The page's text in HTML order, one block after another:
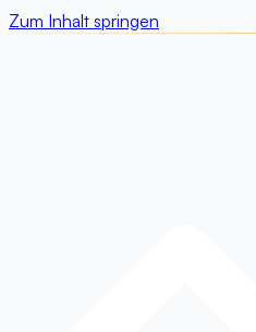
Zum Inhalt springen